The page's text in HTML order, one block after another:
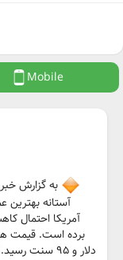
Mobile
آستانه بهترین
آمریکا احتمال
دلار و ۹۵